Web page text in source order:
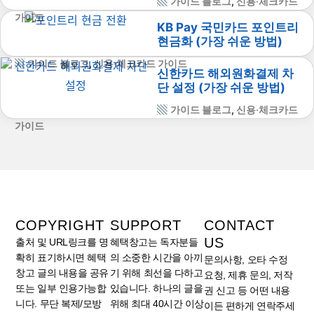
가이드
KB Pay 국민카드 포인트리
현금화 (가장 쉬운 방법)
가이드 블로그,신용·체크카드 가이드
신한카드 해외원화결제 차
단 설정 (가장 쉬운 방법)
가이드 블로그, 신용·체크카드
가이드
COPYRIGHT
출처 및 URL링크를 명
확히 표기하시면 혜택
창고 글의 내용을 공유
또는 일부 인용가능합
니다. 무단 복제/모방
SUPPORT
혜택창고는 독자분들
의 소중한 시간을 아끼
기 위해 최선을 다하고
있습니다. 하나의 글을
위해 최대 40시간 이상
CONTACT
US
문의사항, 오타 수정
요청, 제휴 문의, 저작
권 신고 등 어떤 내용
이든 편하게 연락주세